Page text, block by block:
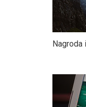
Nagroda